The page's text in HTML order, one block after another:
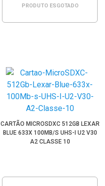
PRODUTO ESGOTADO
CARTÃO MICROSDXC 512GB LEXAR
BLUE 633X 100MB/S UHS-I U2 V30
A2 CLASSE 10